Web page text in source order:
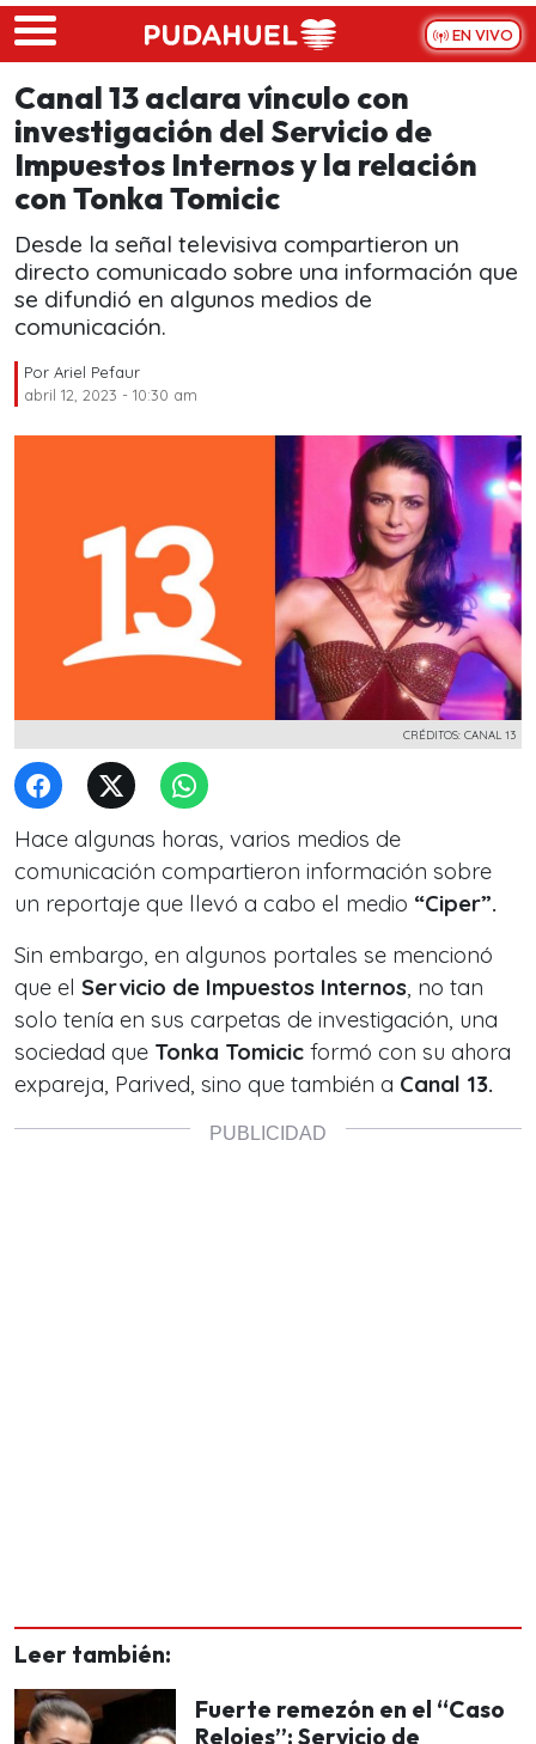
Skip to main content
EN VIVO
Canal 13 aclara vínculo con
investigación del Servicio de
Impuestos Internos y la relación
con Tonka Tomicic
Desde la señal televisiva compartieron un
directo comunicado sobre una información que
se difundió en algunos medios de
comunicación.
Por Ariel Pefaur
abril 12, 2023 - 10:30 am
CRÉDITOS: CANAL 13
Hace algunas horas, varios medios de
comunicación compartieron información sobre
un reportaje que llevó a cabo el medio “Ciper”.
Sin embargo, en algunos portales se mencionó
que el Servicio de Impuestos Internos, no tan
solo tenía en sus carpetas de investigación, una
sociedad que Tonka Tomicic formó con su ahora
expareja, Parived, sino que también a Canal 13.
Leer también:
Fuerte remezón en el “Caso
Relojes”: Servicio de